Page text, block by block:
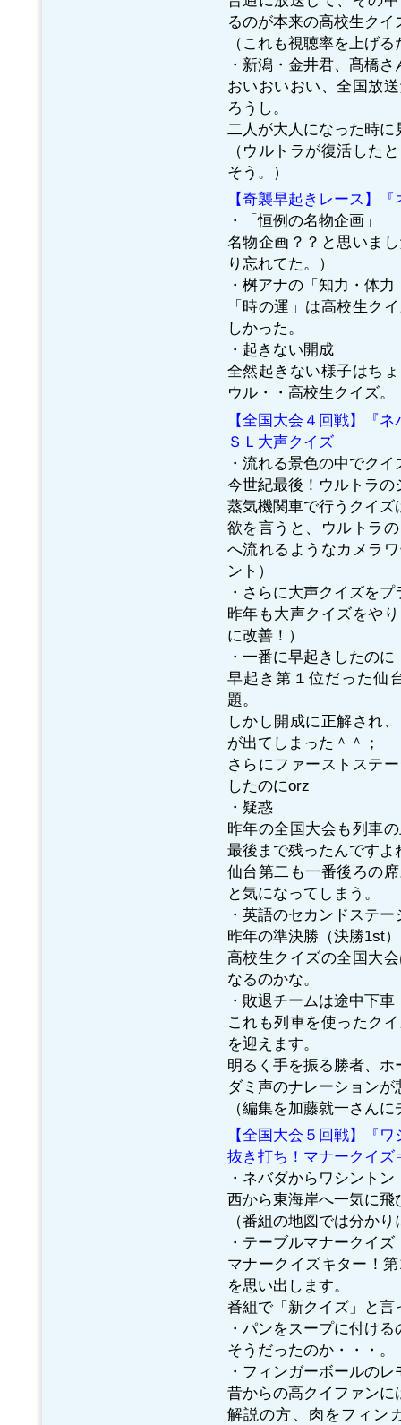
るのが本来の高校生ク
（これも視聴率を上げ
・新潟・金井君、髙橋
おいおいおい、全国放
ろうし。
二人が大人になった時
（ウルトラが復活した
そう。）
【奇襲早起きレース】
・「恒例の名物企画」
名物企画？？と思いま
り忘れてた。）
・桝アナの「知力・体
「時の運」は高校生ク
しかった。
・起きない開成
全然起きない様子はち
ウル・・高校生クイズ。
【全国大会４回戦】『ネ
ＳＬ大声クイズ
・流れる景色の中でクイ
今世紀最後！ウルトラ
蒸気機関車で行うクイ
欲を言うと、ウルトラ
へ流れるようなカメラ
ント）
・さらに大声クイズをプ
昨年も大声クイズをや
に改善！）
・一番に早起きしたのに
早起き第１位だった仙
題。
しかし開成に正解され
が出てしまった＾＾；
さらにファーストステ
したのにorz
・疑惑
昨年の全国大会も列車
最後まで残ったんですよ
仙台第二も一番後ろの
と気になってしまう。
・英語のセカンドステー
昨年の準決勝（決勝1st
高校生クイズの全国大
なるのかな。
・敗退チームは途中下車
これも列車を使ったク
を迎えます。
明るく手を振る勝者、
ダミ声のナレーション
（編集を加藤就一さん
【全国大会５回戦】『
抜き打ち！マナークイ
・ネバダからワシントン
西から東海岸へ一気に飛
（番組の地図では分か
・テーブルマナークイズ
マナークイズキター！
を思い出します。
番組で「新クイズ」と
・パンをスープに付け
そうだったのか・・・
・フィンガーボールのレ
昔からの高クイファン
解説の方、肉をフィン